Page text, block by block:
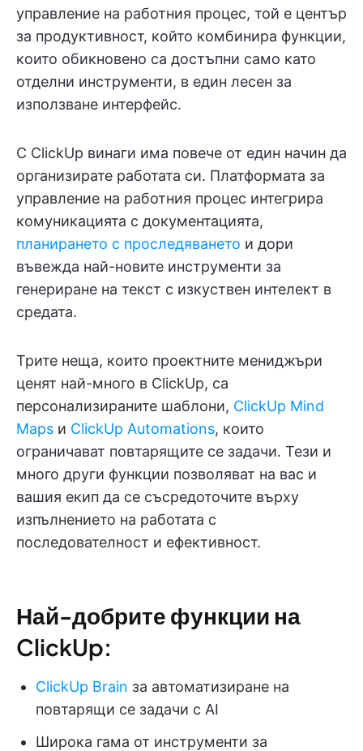
управление на работния процес, той е център
за продуктивност, който комбинира функции,
които обикновено са достъпни само като
отделни инструменти, в един лесен за
използване интерфейс.
С ClickUp винаги има повече от един начин да
организирате работата си. Платформата за
управление на работния процес интегрира
комуникацията с документацията,
планирането с проследяването и дори
въвежда най-новите инструменти за
генериране на текст с изкуствен интелект в
средата.
Трите неща, които проектните мениджъри
ценят най-много в ClickUp, са
персонализираните шаблони, ClickUp Mind
Maps и ClickUp Automations, които
ограничават повтарящите се задачи. Тези и
много други функции позволяват на вас и
вашия екип да се съсредоточите върху
изпълнението на работата с
последователност и ефективност.
Най-добрите функции на
ClickUp:
ClickUp Brain за автоматизиране на
повтарящи се задачи с AI
Широка гама от инструменти за